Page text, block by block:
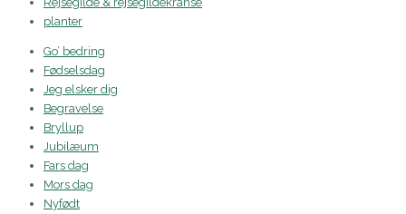
planter
Go’ bedring
Fødselsdag
Jeg elsker dig
Begravelse
Bryllup
Jubilæum
Fars dag
Mors dag
Nyfødt